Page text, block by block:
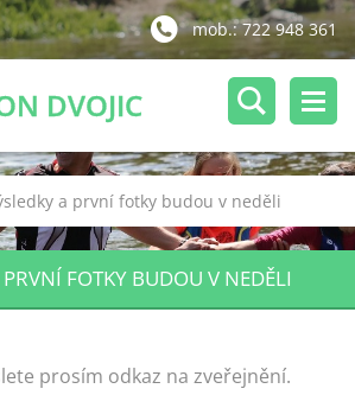
mob.: 722 948 361
DVOJIC
a první fotky budou v neděli
FOTKY BUDOU V NEDĚLI
prosím odkaz na zveřejnění.